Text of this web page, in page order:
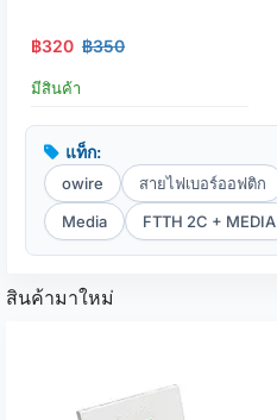
฿320 ฿350
มีสินค้า
แท็ก:
owire สายไฟเบอร์ออฟติก
Media
FTTH 2C + MEDIA
สินค้ามาใหม่